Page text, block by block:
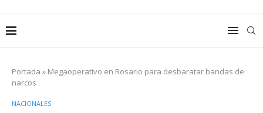
Portada » Megaoperativo en Rosario para desbaratar bandas de
narcos
NACIONALES